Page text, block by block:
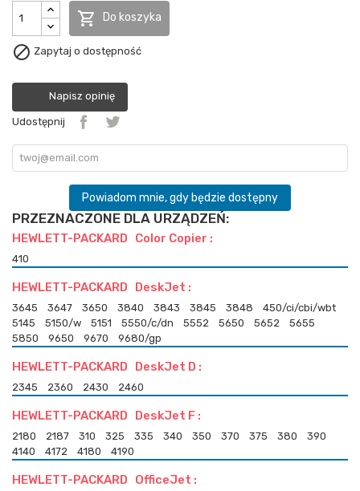
 Do koszyka
 Zapytaj o dostępność
Napisz opinię
Udostępnij
Powiadom mnie, gdy będzie dostępny
PRZEZNACZONE DLA URZĄDZEŃ:
HEWLETT-PACKARD Color Copier :
410
HEWLETT-PACKARD DeskJet :
3645 3647 3650 3840 3843 3845 3848
450/ci/cbi/wbt
5145
5150/w 5151 5550/c/dn 5552 5650 5652
5655
5850
9650 9670 9680/gp
HEWLETT-PACKARD DeskJet D :
2345 2360 2430 2460
HEWLETT-PACKARD DeskJet F :
2180 2187 310 325 335 340 350 370 375 380
390
4140
4172 4180 4190
HEWLETT-PACKARD OfficeJet :